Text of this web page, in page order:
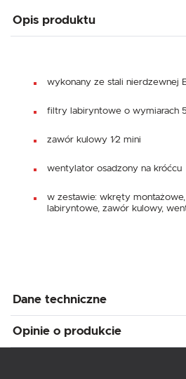
Opis produktu
wykonany ze stali nierdzewnej
filtry labiryntowe o wymiarach
zawór kulowy 1⁄2 mini
wentylator osadzony na króćcu
w zestawie: wkręty
labiryntowe, zawór kulowy,
Dane techniczne
Opinie o produkcie